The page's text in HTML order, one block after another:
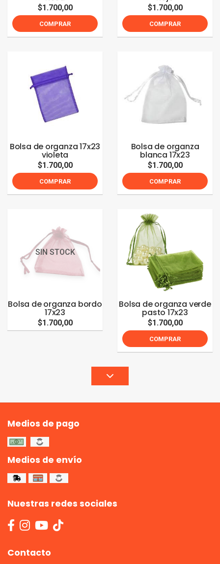
$1.700,00
COMPRAR
$1.700,00
COMPRAR
Bolsa de organza 17x23
violeta
$1.700,00
COMPRAR
Bolsa de organza
blanca 17x23
$1.700,00
COMPRAR
SIN STOCK
Bolsa de organza bordo
17x23
$1.700,00
Bolsa de organza verde
pasto 17x23
$1.700,00
COMPRAR
Medios de pago
Medios de envío
Nuestras redes sociales
Contacto